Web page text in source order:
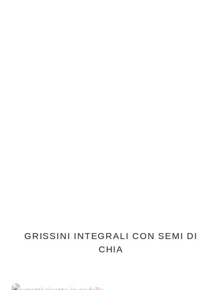
GRISSINI INTEGRALI CON SEMI DI
CHIA